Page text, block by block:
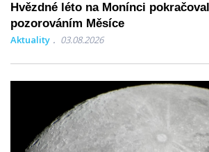
Hvězdné léto na Monínci
pozorováním Měsíce
Aktuality 03.08.2026